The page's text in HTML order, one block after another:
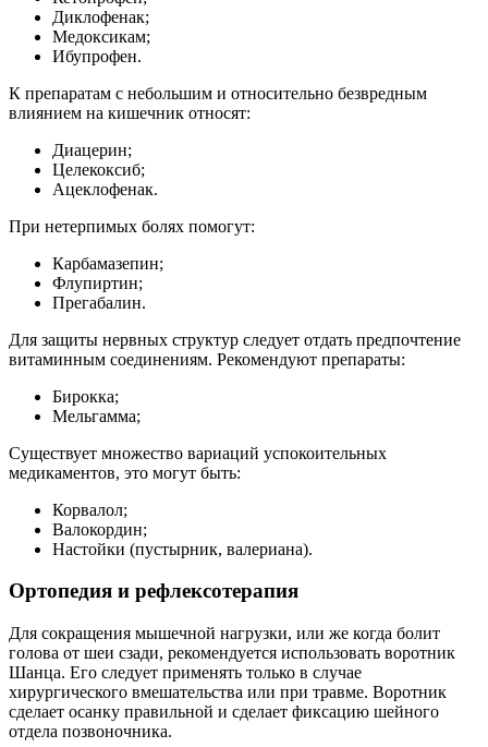
Диклофенак;
Медоксикам;
Ибупрофен.
К препаратам с небольшим и относительно безвредным
влиянием на кишечник относят:
Диацерин;
Целекоксиб;
Ацеклофенак.
При нетерпимых болях помогут:
Карбамазепин;
Флупиртин;
Прегабалин.
Для защиты нервных структур следует отдать предпочтение
витаминным соединениям. Рекомендуют препараты:
Бирокка;
Мельгамма;
Существует множество вариаций успокоительных
медикаментов, это могут быть:
Корвалол;
Валокордин;
Настойки (пустырник, валериана).
Ортопедия и рефлексотерапия
Для сокращения мышечной нагрузки, или же когда болит
голова от шеи сзади, рекомендуется использовать воротник
Шанца. Его следует применять только в случае
хирургического вмешательства или при травме. Воротник
сделает осанку правильной и сделает фиксацию шейного
отдела позвоночника.